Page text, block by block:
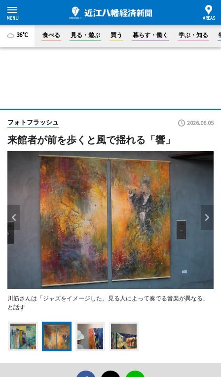
36°C 食べる 見る・遊ぶ 買う 暮らす・働く 学ぶ・知る
フォトフラッシュ 2026.06.05
来館者が前を歩くと風で揺れる「響」
川筋さんは「ジャズをイメージした。見る人によって奏でる音楽が異なる」
と話す